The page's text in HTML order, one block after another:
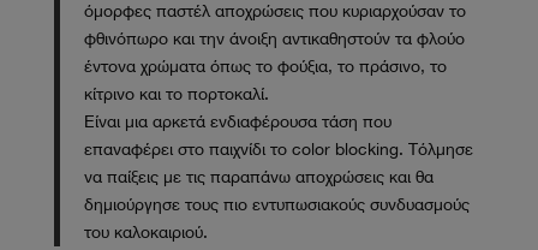
όμορφες παστέλ αποχρώσεις που κυριαρχούσαν το
φθινόπωρο και την άνοιξη αντικαθηστούν τα φλούο
έντονα χρώματα όπως το φούξια, το πράσινο, το
κίτρινο και το πορτοκαλί.
Είναι μια αρκετά ενδιαφέρουσα τάση που
επαναφέρει στο παιχνίδι το color blocking. Τόλμησε
να παίξεις με τις παραπάνω αποχρώσεις και θα
δημιούργησε τους πιο εντυπωσιακούς συνδυασμούς
του καλοκαιριού.